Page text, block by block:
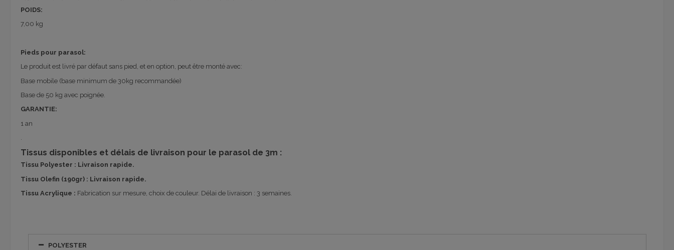
POIDS:
7,00 kg
Pieds pour parasol:
Le produit est livré par défaut sans pied, et en option, peut être monté avec:
Base mobile (base minimum de 30kg recommandée)
Base de 50 kg avec poignée.
GARANTIE:
1 an
.
Tissus disponibles et délais de livraison pour le parasol de 3m :
Tissu Polyester : Livraison rapide.
Tissu Olefin (190gr) : Livraison rapide.
Tissu Acrylique : Fabrication sur mesure, choix de couleur. Délai de livraison : 3 semaines.
POLYESTER